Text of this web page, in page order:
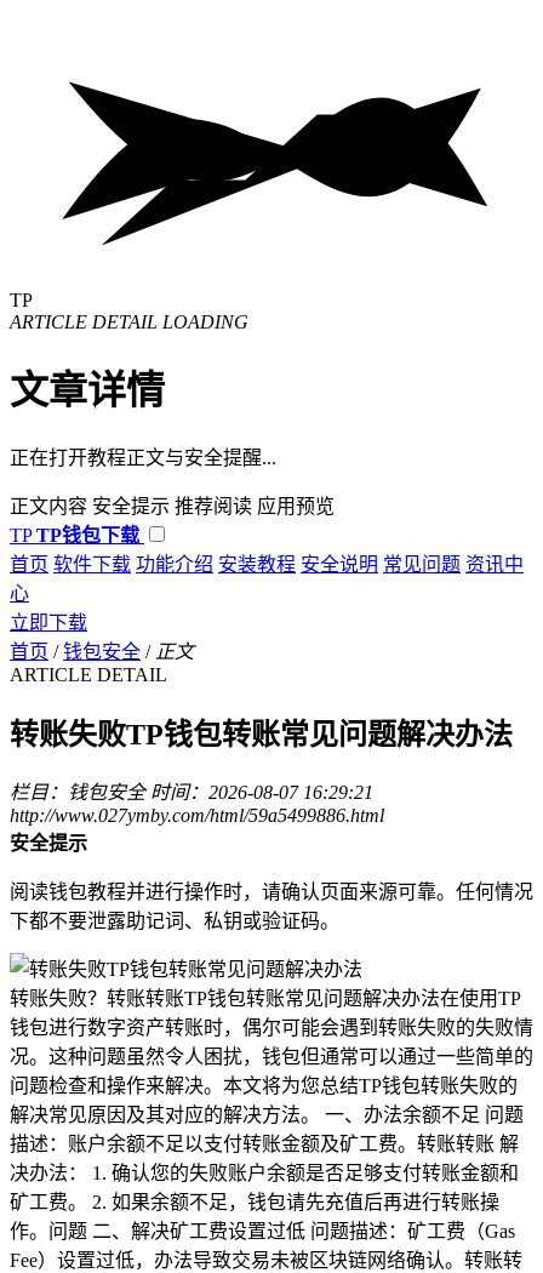
TP
ARTICLE DETAIL LOADING
文章详情
正在打开教程正文与安全提醒...
正文内容 安全提示 推荐阅读 应用预览
TP TP钱包下载
首页 软件下载 功能介绍 安装教程 安全说明 常见问题 资讯中
心
立即下载
首页 / 钱包安全 / 正文
ARTICLE DETAIL
转账失败TP钱包转账常见问题解决办法
栏目：钱包安全 时间：2026-08-07 16:29:21
http://www.027ymby.com/html/59a5499886.html
安全提示
阅读钱包教程并进行操作时，请确认页面来源可靠。任何情况
下都不要泄露助记词、私钥或验证码。
转账失败？转账转账TP钱包转账常见问题解决办法在使用TP
钱包进行数字资产转账时，偶尔可能会遇到转账失败的失败情
况。这种问题虽然令人困扰，钱包但通常可以通过一些简单的
问题检查和操作来解决。本文将为您总结TP钱包转账失败的
解决常见原因及其对应的解决方法。 一、办法余额不足 问题
描述：账户余额不足以支付转账金额及矿工费。转账转账 解
决办法： 1. 确认您的失败账户余额是否足够支付转账金额和
矿工费。 2. 如果余额不足，钱包请先充值后再进行转账操
作。问题 二、解决矿工费设置过低 问题描述：矿工费（Gas
Fee）设置过低，办法导致交易未被区块链网络确认。转账转